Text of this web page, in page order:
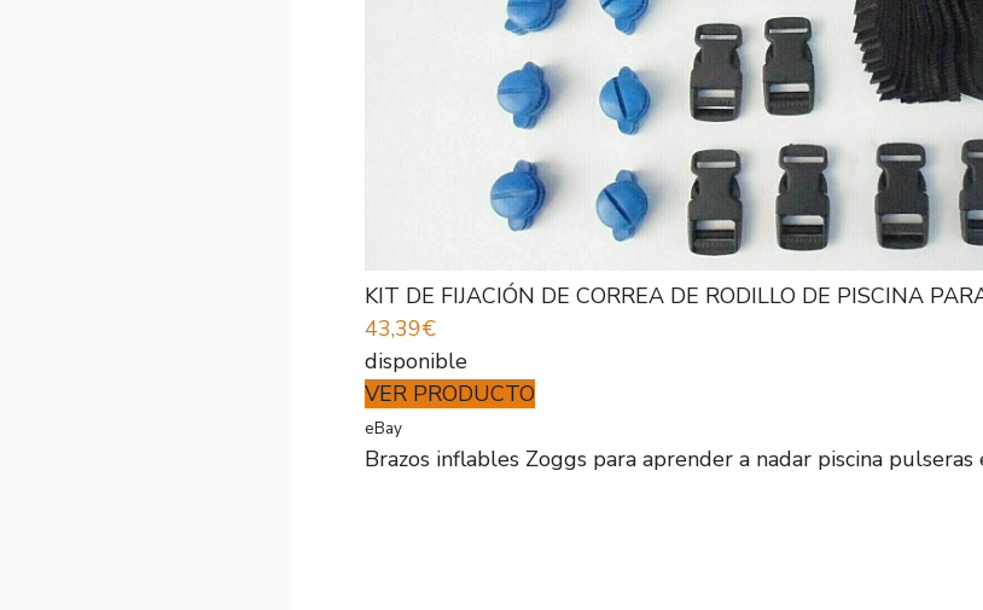
KIT DE FIJACIÓN DE CORREA DE RODILLO DE PISCINA
43,39€
disponible
VER PRODUCTO
eBay
Brazos inflables Zoggs para aprender a nadar piscina